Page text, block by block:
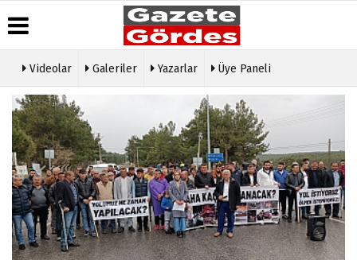
Üye Paneli
Haber
Arşivi
Gazete
Arşivi
Günün
Haberleri
Gazete
Manşetleri
Anketler
Biyografiler
Köşe
Yazarları
Video
Galeri
Foto
Galeri
Etkinlikler
Künye
Çerez
Politikası
Gizlilik
İlkeleri
Videolar Galeriler Yazarlar Üye Paneli